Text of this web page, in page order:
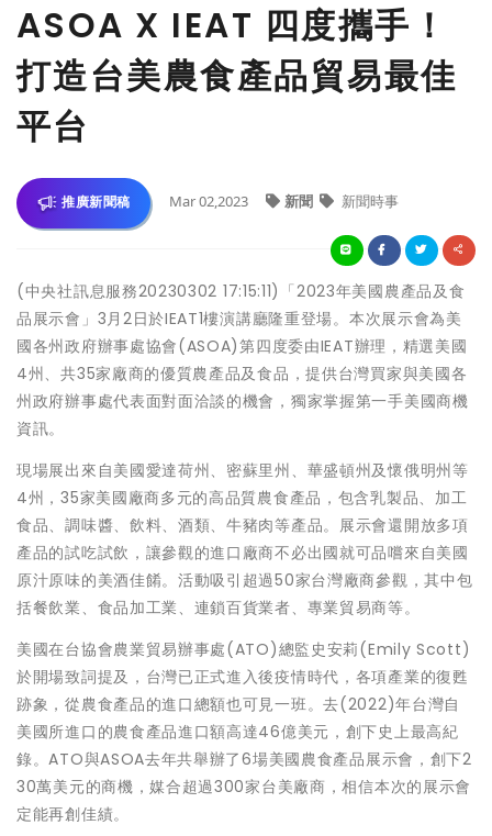
ASOA X IEAT 四度攜手！
打造台美農食產品貿易最佳
平台
推廣新聞稿 Mar 02,2023 新聞 新聞時事
(中央社訊息服務20230302 17:15:11)「2023年美國農產品及食
品展示會」3月2日於IEAT1樓演講廳隆重登場。本次展示會為美
國各州政府辦事處協會(ASOA)第四度委由IEAT辦理，精選美國
4州、共35家廠商的優質農產品及食品，提供台灣買家與美國各
州政府辦事處代表面對面洽談的機會，獨家掌握第一手美國商機
資訊。
現場展出來自美國愛達荷州、密蘇里州、華盛頓州及懷俄明州等
4州，35家美國廠商多元的高品質農食產品，包含乳製品、加工
食品、調味醬、飲料、酒類、牛豬肉等產品。展示會還開放多項
產品的試吃試飲，讓參觀的進口廠商不必出國就可品嚐來自美國
原汁原味的美酒佳餚。活動吸引超過50家台灣廠商參觀，其中包
括餐飲業、食品加工業、連鎖百貨業者、專業貿易商等。
美國在台協會農業貿易辦事處(ATO)總監史安莉(Emily Scott)
於開場致詞提及，台灣已正式進入後疫情時代，各項產業的復甦
跡象，從農食產品的進口總額也可見一班。去(2022)年台灣自
美國所進口的農食產品進口額高達46億美元，創下史上最高紀
錄。ATO與ASOA去年共舉辦了6場美國農食產品展示會，創下2
30萬美元的商機，媒合超過300家台美廠商，相信本次的展示會
定能再創佳績。